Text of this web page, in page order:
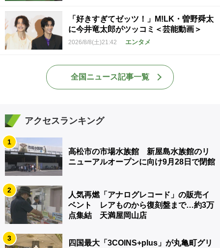
「好きすぎてゼッツ！」M!LK・曽野舜太
に今井竜太郎がツッコミ＜芸能動画＞
2026/8/8(土)21:42 エンタメ
全国ニュース記事一覧
アクセスランキング
1
高松市の市場水族館 新屋島水族館のリ
ニューアルオープンに向け9月28日で閉館
2
人気再燃「アナログレコード」の販売イ
ベント レアものから復刻盤まで…約3万
点集結 天満屋岡山店
3
四国最大「3COINS+plus」が丸亀町グリ